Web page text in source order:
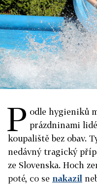
P odle hygieniků
prázdninami
koupaliště bez obav.
nedávný tragický
ze Slovenska. Hoch
poté, co se nakazil